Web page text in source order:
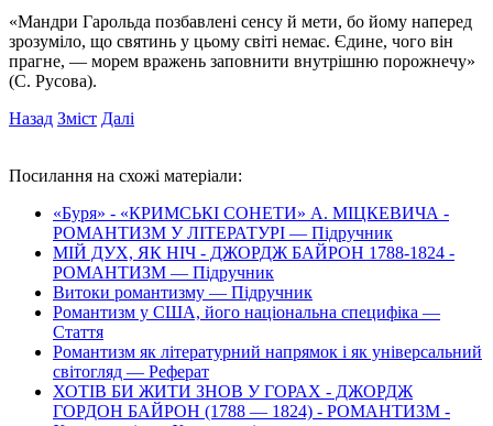
«Мандри Гарольда позбавлені сенсу й мети, бо йому наперед
зрозуміло, що святинь у цьому світі немає. Єдине, чого він
прагне, — морем вражень заповнити внутрішню порожнечу»
(С. Русова).
Назад Зміст Далі
Посилання на схожі матеріали:
«Буря» - «КРИМСЬКІ СОНЕТИ» А. МІЦКЕВИЧА -
РОМАНТИЗМ У ЛІТЕРАТУРІ — Підручник
МІЙ ДУХ, ЯК НІЧ - ДЖОРДЖ БАЙРОН 1788-1824 -
РОМАНТИЗМ — Підручник
Витоки романтизму — Підручник
Романтизм у США, його національна специфіка —
Стаття
Романтизм як літературний напрямок і як універсальний
світогляд — Реферат
ХОТІВ БИ ЖИТИ ЗНОВ У ГОРАХ - ДЖОРДЖ
ГОРДОН БАЙРОН (1788 — 1824) - РОМАНТИЗМ -